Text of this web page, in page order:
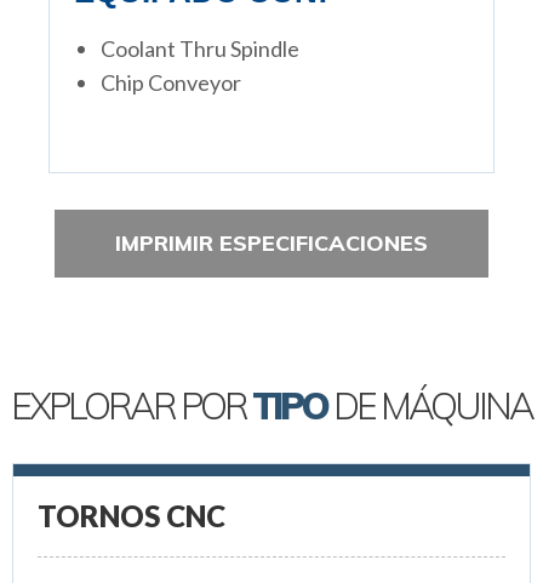
Coolant Thru Spindle
Chip Conveyor
IMPRIMIR ESPECIFICACIONES
EXPLORAR PORTIPODE MÁQUINA
TORNOS CNC